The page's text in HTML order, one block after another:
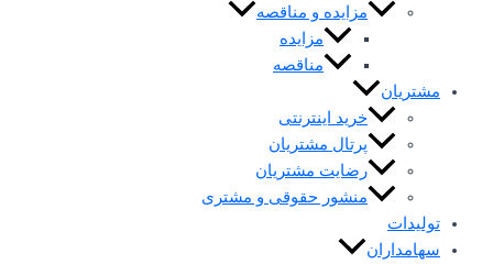
مزایده و مناقصه
مزایده
مناقصه
مشتریان
خرید اینترنتی
پرتال مشتریان
رضایت مشتریان
منشور حقوقی و مشتری
تولیدات
سهامداران